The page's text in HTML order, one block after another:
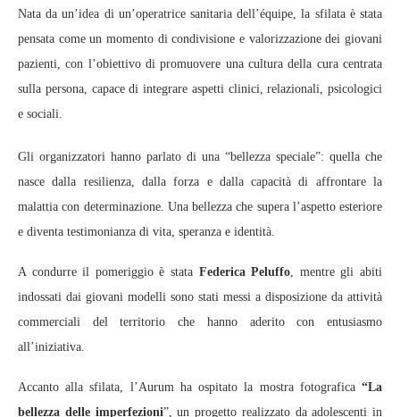
Nata da un’idea di un’operatrice sanitaria dell’équipe, la sfilata è stata
pensata come un momento di condivisione e valorizzazione dei giovani
pazienti, con l’obiettivo di promuovere una cultura della cura centrata
sulla persona, capace di integrare aspetti clinici, relazionali, psicologici
e sociali.
Gli organizzatori hanno parlato di una “bellezza speciale”: quella che
nasce dalla resilienza, dalla forza e dalla capacità di affrontare la
malattia con determinazione. Una bellezza che supera l’aspetto esteriore
e diventa testimonianza di vita, speranza e identità.
A condurre il pomeriggio è stata Federica Peluffo , mentre gli abiti
indossati dai giovani modelli sono stati messi a disposizione da attività
commerciali del territorio che hanno aderito con entusiasmo
all’iniziativa.
Accanto alla sfilata, l’Aurum ha ospitato la mostra fotografica “La
bellezza delle imperfezioni”, un progetto realizzato da adolescenti in